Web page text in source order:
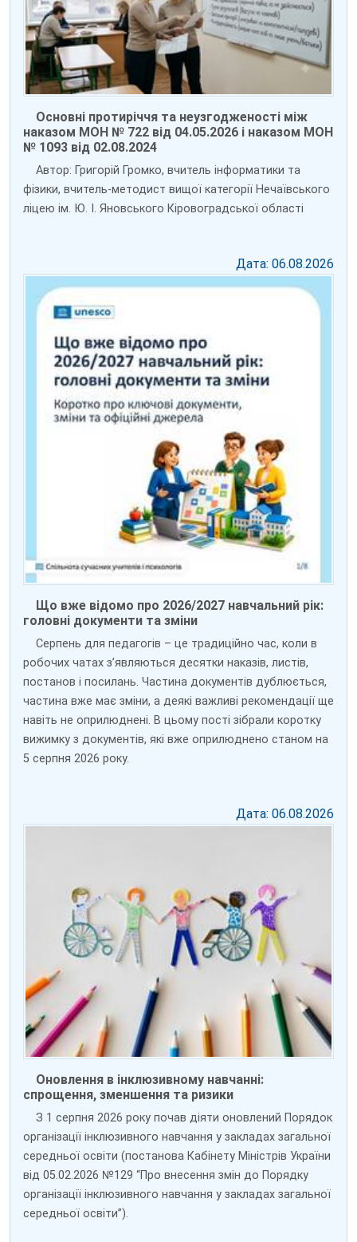
Основні протиріччя та неузгодженості між
наказом МОН № 722 від 04.05.2026 і наказом МОН
№ 1093 від 02.08.2024
Автор: Григорій Громко, вчитель інформатики та
фізики, вчитель-методист вищої категорії Нечаївського
ліцею ім. Ю. І. Яновського Кіровоградської області
Дата: 06.08.2026
Що вже відомо про 2026/2027 навчальний рік:
головні документи та зміни
Серпень для педагогів – це традиційно час, коли в
робочих чатах з’являються десятки наказів, листів,
постанов і посилань. Частина документів дублюється,
частина вже має зміни, а деякі важливі рекомендації ще
навіть не оприлюднені. В цьому пості зібрали коротку
вижимку з документів, які вже оприлюднено станом на
5 серпня 2026 року.
Дата: 06.08.2026
Оновлення в інклюзивному навчанні:
спрощення, зменшення та ризики
З 1 серпня 2026 року почав діяти оновлений Порядок
організації інклюзивного навчання у закладах загальної
середньої освіти (постанова Кабінету Міністрів України
від 05.02.2026 №129 “Про внесення змін до Порядку
організації інклюзивного навчання у закладах загальної
середньої освіти”).